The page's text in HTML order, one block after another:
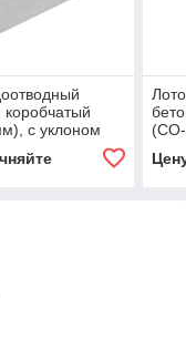
с уклоном
- BGМ,
(СО-